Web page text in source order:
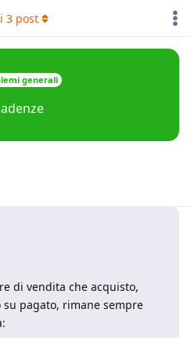
generali
3post
di vendita che acquisto,
pagato, rimane sempre